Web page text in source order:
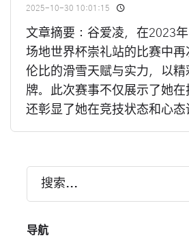
2025-10-30 10:01:15
文章摘要：谷爱凌，在2023
场地世界杯崇礼站的比赛中再
伦比的滑雪天赋与实力，以
牌。此次赛事不仅展示了她在
还彰显了她在竞技状态和心
搜索...
导航